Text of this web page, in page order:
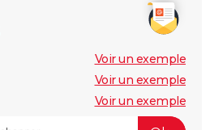
Voir un exemple
Voir un exemple
Voir un exemple